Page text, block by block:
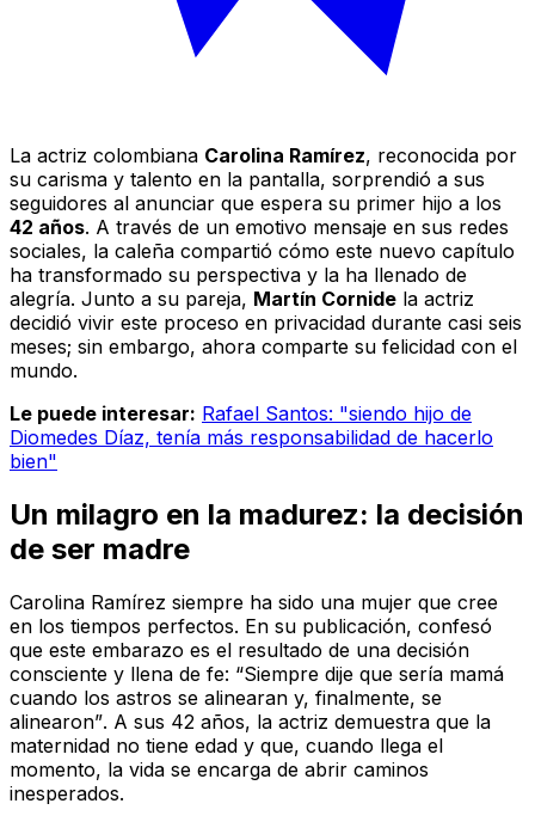
La actriz colombiana Carolina Ramírez, reconocida por
su carisma y talento en la pantalla, sorprendió a sus
seguidores al anunciar que espera su primer hijo a los
42 años. A través de un emotivo mensaje en sus redes
sociales, la caleña compartió cómo este nuevo capítulo
ha transformado su perspectiva y la ha llenado de
alegría. Junto a su pareja, Martín Cornide la actriz
decidió vivir este proceso en privacidad durante casi seis
meses; sin embargo, ahora comparte su felicidad con el
mundo.
Le puede interesar: Rafael Santos: "siendo hijo de
Diomedes Díaz, tenía más responsabilidad de hacerlo
bien"
Un milagro en la madurez: la decisión
de ser madre
Carolina Ramírez siempre ha sido una mujer que cree
en los tiempos perfectos. En su publicación, confesó
que este embarazo es el resultado de una decisión
consciente y llena de fe: “Siempre dije que sería mamá
cuando los astros se alinearan y, finalmente, se
alinearon”. A sus 42 años, la actriz demuestra que la
maternidad no tiene edad y que, cuando llega el
momento, la vida se encarga de abrir caminos
inesperados.